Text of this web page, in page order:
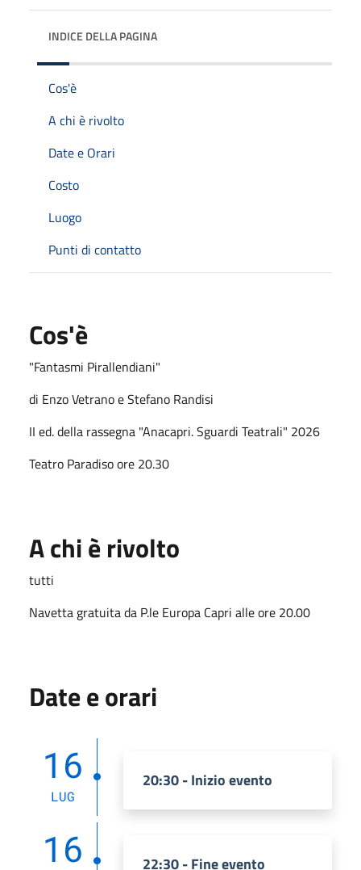
INDICE DELLA PAGINA
Cos'è
A chi è rivolto
Date e Orari
Costo
Luogo
Punti di contatto
Cos'è
"Fantasmi Pirallendiani"
di Enzo Vetrano e Stefano Randisi
II ed. della rassegna "Anacapri. Sguardi Teatrali" 2026
Teatro Paradiso ore 20.30
A chi è rivolto
tutti
Navetta gratuita da P.le Europa Capri alle ore 20.00
Date e orari
16
LUG
20:30 - Inizio evento
16 22:30 - Fine evento